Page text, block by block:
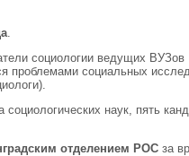
.
социологии ведущих ВУЗов
проблемами социальных
социологических наук, пять
отделением РОСза